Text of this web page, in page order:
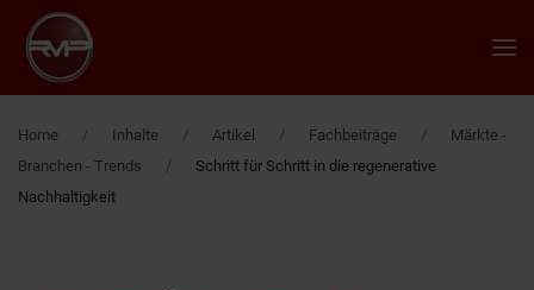
Zum Hauptinhalt springen
Home Inhalte Artikel Fachbeiträge
Märkte -
Branchen - Trends
Schritt für Schritt in die regenerative
Nachhaltigkeit